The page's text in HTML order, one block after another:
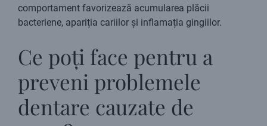
comportament favorizează acumularea plăcii
bacteriene, apariția cariilor și inflamația gingiilor.
Ce poți face pentru a
preveni problemele
dentare cauzate de